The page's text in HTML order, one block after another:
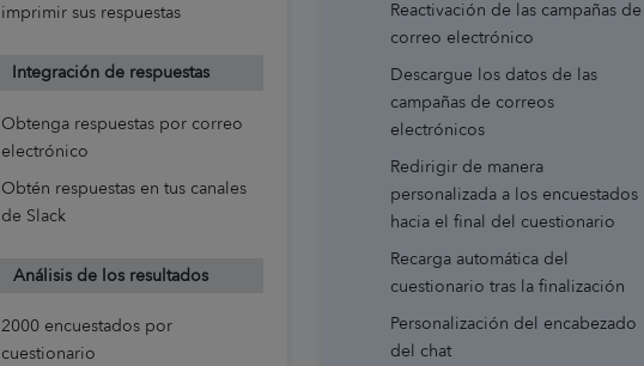
imprimir sus respuestas
Integración de respuestas
Obtenga respuestas por correo
electrónico
Obtén respuestas en tus canales
de Slack
Análisis de los resultados
2000 encuestados por
cuestionario
Reactivación de las campañas de
correo electrónico
Descargue los datos de las
campañas de correos
electrónicos
Redirigir de manera
personalizada a los encuestados
hacia el final del cuestionario
Recarga automática del
cuestionario tras la finalización
Personalización del encabezado
del chat